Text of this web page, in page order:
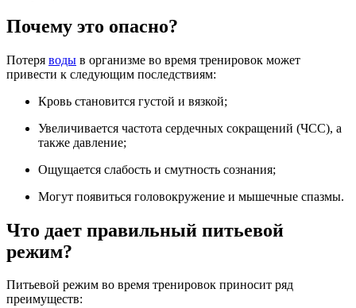
Почему это опасно?
Потеря воды в организме во время тренировок может
привести к следующим последствиям:
Кровь становится густой и вязкой;
Увеличивается частота сердечных сокращений (ЧСС), а
также давление;
Ощущается слабость и смутность сознания;
Могут появиться головокружение и мышечные спазмы.
Что дает правильный питьевой
режим?
Питьевой режим во время тренировок приносит ряд
преимуществ: